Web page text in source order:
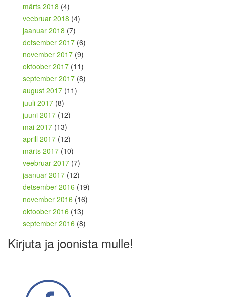
märts 2018 (4)
veebruar 2018 (4)
jaanuar 2018 (7)
detsember 2017 (6)
november 2017 (9)
oktoober 2017 (11)
september 2017 (8)
august 2017 (11)
juuli 2017 (8)
juuni 2017 (12)
mai 2017 (13)
aprill 2017 (12)
märts 2017 (10)
veebruar 2017 (7)
jaanuar 2017 (12)
detsember 2016 (19)
november 2016 (16)
oktoober 2016 (13)
september 2016 (8)
Kirjuta ja joonista mulle!